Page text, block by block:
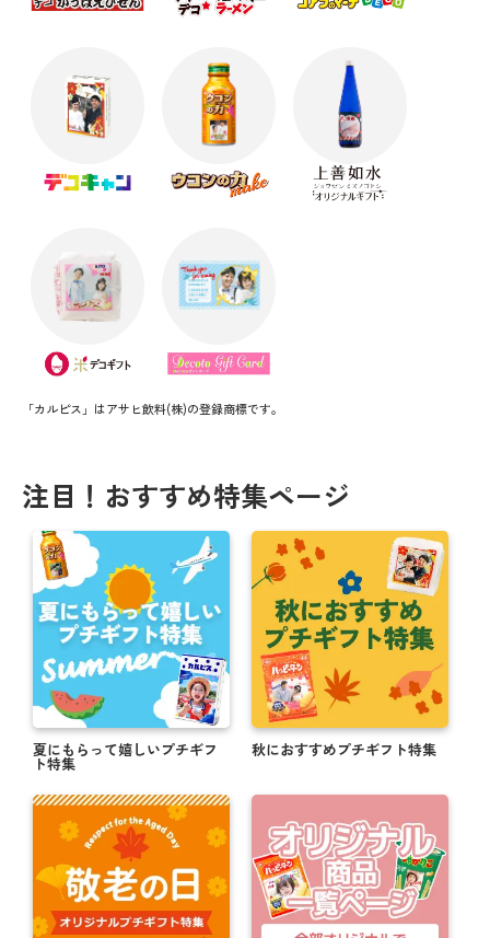
「カルピス」はアサヒ飲料(株)の登録商標です。
注目！おすすめ特集ページ
夏にもらって嬉しいプチギフ
ト特集
秋におすすめプチギフト特集